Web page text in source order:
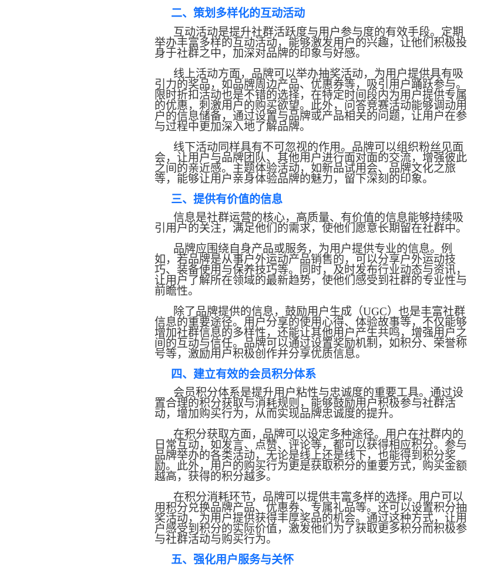
二、策划多样化的互动活动
互动活动是提升社群活跃度与用户参与度的有效手段。定期
举办丰富多样的互动活动，能够激发用户的兴趣，让他们积极投
身于社群之中，加深对品牌的印象与好感。
线上活动方面，品牌可以举办抽奖活动，为用户提供具有吸
引力的奖品，如品牌周边产品、优惠券等，吸引用户踊跃参与。
限时折扣活动也是不错的选择，在特定时间段内为用户提供专属
的优惠，刺激用户的购买欲望。此外，问答竞赛活动能够调动用
户的信息储备，通过设置与品牌或产品相关的问题，让用户在参
与过程中更加深入地了解品牌。
线下活动同样具有不可忽视的作用。品牌可以组织粉丝见面
会，让用户与品牌团队、其他用户进行面对面的交流，增强彼此
之间的亲近感。主题体验活动，如新品试用会、品牌文化之旅
等，能够让用户亲身体验品牌的魅力，留下深刻的印象。
三、提供有价值的信息
信息是社群运营的核心，高质量、有价值的信息能够持续吸
引用户的关注，满足他们的需求，使他们愿意长期留在社群中。
品牌应围绕自身产品或服务，为用户提供专业的信息。例
如，若品牌是从事户外运动产品销售的，可以分享户外运动技
巧、装备使用与保养技巧等。同时，及时发布行业动态与资讯，
让用户了解所在领域的最新趋势，使他们感受到社群的专业性与
前瞻性。
除了品牌提供的信息，鼓励用户生成（UGC）也是丰富社群
信息的重要途径。用户分享的使用心得、体验故事等，不仅能够
增加社群信息的多样性，还能让其他用户产生共鸣，增强用户之
间的互动与信任。品牌可以通过设置奖励机制，如积分、荣誉称
号等，激励用户积极创作并分享优质信息。
四、建立有效的会员积分体系
会员积分体系是提升用户粘性与忠诚度的重要工具。通过设
置合理的积分获取与消耗规则，能够鼓励用户积极参与社群活
动，增加购买行为，从而实现品牌忠诚度的提升。
在积分获取方面，品牌可以设定多种途径。用户在社群内的
日常互动，如发言、点赞、评论等，都可以获得相应积分。参与
品牌举办的各类活动，无论是线上还是线下，也能得到积分奖
励。此外，用户的购买行为更是获取积分的重要方式，购买金额
越高，获得的积分越多。
在积分消耗环节，品牌可以提供丰富多样的选择。用户可以
用积分兑换品牌产品、优惠券、专属礼品等。还可以设置积分抽
奖活动，为用户提供获得丰厚奖品的机会。通过这种方式，让用
户感受到积分的实际价值，激发他们为了获取更多积分而积极参
与社群活动与购买行为。
五、强化用户服务与关怀